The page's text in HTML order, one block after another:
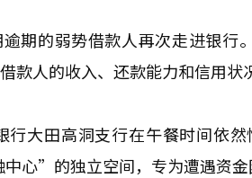
期的弱势借款人再次走进银行
款人的收入、还款能力和信用状
行大田高洞支行在午餐时间依
心”的独立空间，专为遭遇资